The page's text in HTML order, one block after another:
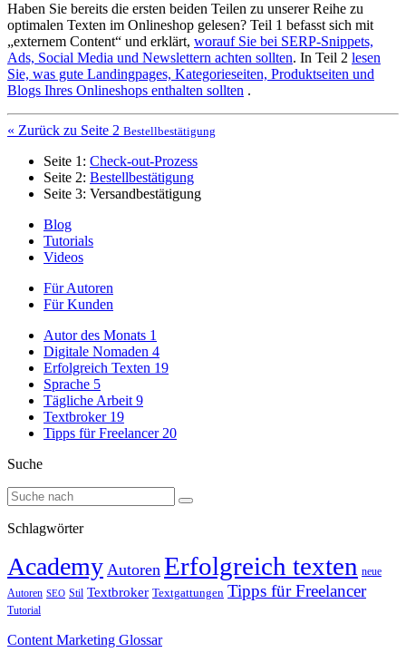
Haben Sie bereits die ersten beiden Teilen zu unserer Reihe zu
optimalen Texten im Onlineshop gelesen? Teil 1 befasst sich mit
„externem Content“ und erklärt, worauf Sie bei SERP-Snippets,
Ads, Social Media und Newslettern achten sollten. In Teil 2 lesen
Sie, was gute Landingpages, Kategorieseiten, Produktseiten und
Blogs Ihres Onlineshops enthalten sollten .
« Zurück zu Seite 2 Bestellbestätigung
Seite 1: Check-out-Prozess
Seite 2: Bestellbestätigung
Seite 3: Versandbestätigung
Blog
Tutorials
Videos
Für Autoren
Für Kunden
Autor des Monats 1
Digitale Nomaden 4
Erfolgreich Texten 19
Sprache 5
Tägliche Arbeit 9
Textbroker 19
Tipps für Freelancer 20
Suche
Schlagwörter
Academy Autoren Erfolgreich texten neue
Autoren SEO Stil Textbroker Textgattungen Tipps für Freelancer
Tutorial
Content Marketing Glossar